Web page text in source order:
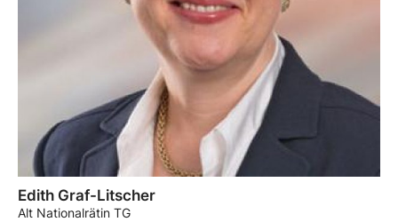
Edith Graf-Litscher
Alt Nationalrätin TG